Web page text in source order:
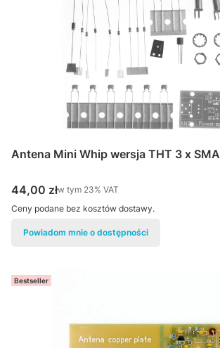
Antena Mini Whip wersja THT 3 x SMA
Cena brutto
44,00 złw tym %s VAT
w tym 23% VAT
Ceny podane bez kosztów dostawy.
Powiadom mnie o dostępności
Bestseller